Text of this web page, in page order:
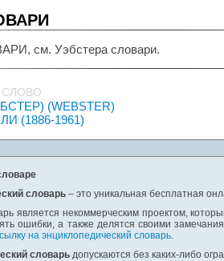
см. Уэбстера словари.
(WEBSTER)
(1886-1961)
словарь – это уникальная бесплатная
является некоммерческим проектом,
ошибки, а также делятся своими
на энциклопедический словарь.
словарь допускаются без каких-либо